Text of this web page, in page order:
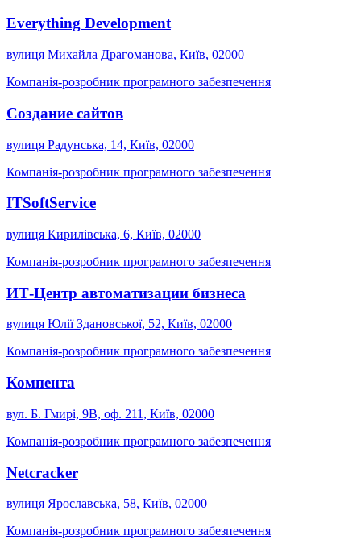
Everything Development
вулиця Михайла Драгоманова, Київ, 02000
Компанія-розробник програмного забезпечення
Создание сайтов
вулиця Радунська, 14, Київ, 02000
Компанія-розробник програмного забезпечення
ITSoftService
вулиця Кирилівська, 6, Київ, 02000
Компанія-розробник програмного забезпечення
ИТ-Центр автоматизации бизнеса
вулиця Юлії Здановської, 52, Київ, 02000
Компанія-розробник програмного забезпечення
Компента
вул. Б. Гмирі, 9В, оф. 211, Київ, 02000
Компанія-розробник програмного забезпечення
Netcracker
вулиця Ярославська, 58, Київ, 02000
Компанія-розробник програмного забезпечення